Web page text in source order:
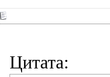
Цитата: